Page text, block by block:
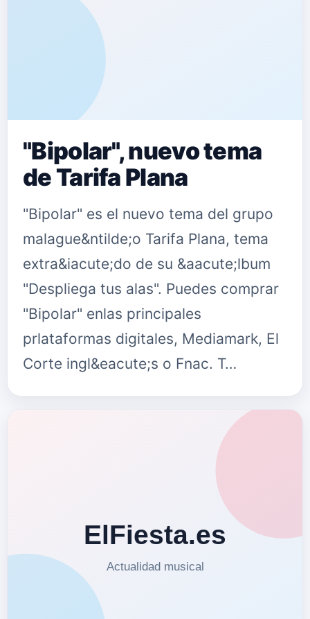
"Bipolar", nuevo tema
de Tarifa Plana
"Bipolar" es el nuevo tema del grupo
malague&ntilde;o Tarifa Plana, tema
extra&iacute;do de su &aacute;lbum
"Despliega tus alas". Puedes comprar
"Bipolar" enlas principales
prlataformas digitales, Mediamark, El
Corte ingl&eacute;s o Fnac. T…